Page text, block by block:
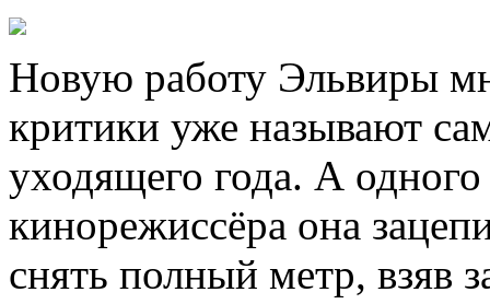
Новую работу Эльвиры
критики уже называют
уходящего года. А одного
кинорежиссёра она
снять полный метр, взяв